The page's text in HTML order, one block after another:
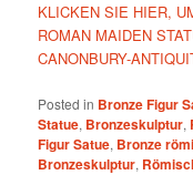
KLICKEN SIE HIER,
ROMAN MAIDEN
CANONBURY-
Posted in Bronze Figur
Statue, Bronzeskulptur,
Figur Satue, Bronze
Bronzeskulptur,